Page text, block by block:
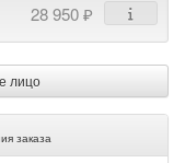
28 950 ₽
лицо
заказа